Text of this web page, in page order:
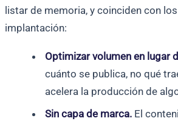
listar de memoria, y coinciden con
implantación:
Optimizar volumen en lugar
cuánto se publica, no qué
acelera la producción de
Sin capa de marca. El